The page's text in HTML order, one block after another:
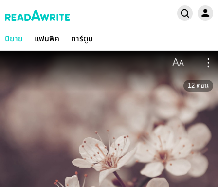
นิยาย แฟนฟิค การ์ตูน
12 ตอน